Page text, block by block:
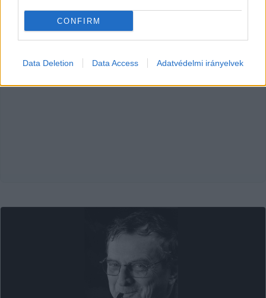
CONFIRM
Data Deletion Data Access Adatvédelmi irányelvek
KecsUP Hírek